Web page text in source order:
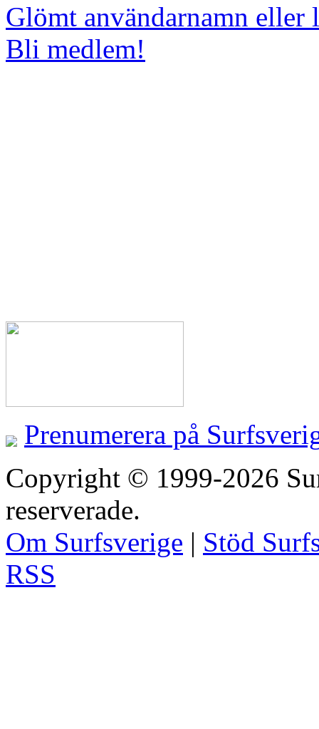
Glömt användarnamn eller
Bli medlem!
Prenumerera på
Copyright © 1999-2026
reserverade.
Om Surfsverige | Stöd
RSS